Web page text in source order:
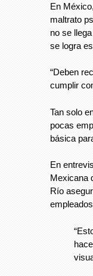
En
maltrato
no se
se logra
“Deben
cumplir
Tan solo
pocas
básica
En
Mexicana
Río